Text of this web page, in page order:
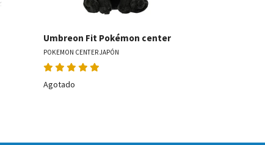
Umbreon Fit Pokémon center
POKEMON CENTER JAPÓN
Agotado